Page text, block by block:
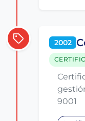
2002
9001